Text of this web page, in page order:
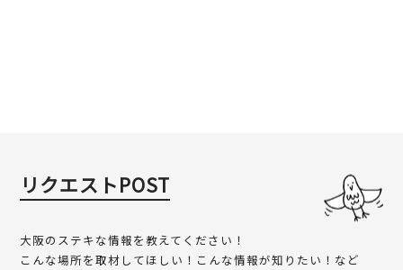
リクエストPOST
大阪のステキな情報を教えてください！
こんな場所を取材してほしい！こんな情報が知りたい！など